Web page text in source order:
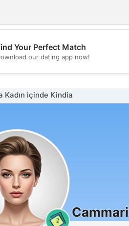
💖
Your Perfect Match
our dating app now!
Kadın içinde Kindia
2
Cammari